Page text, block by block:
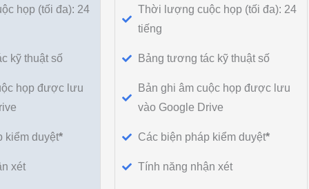
họp (tối đa): 24
kỹ thuật số
họp được lưu
kiểm duyệt*
xét
Thời lượng cuộc họp (tối đa): 24
tiếng
Bảng tương tác kỹ thuật số
Bản ghi âm cuộc họp được lưu
vào Google Drive
Các biện pháp kiểm duyệt*
Tính năng nhận xét